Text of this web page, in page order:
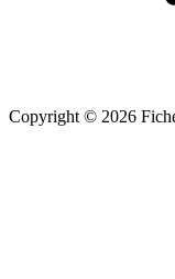
Copyright © 2026